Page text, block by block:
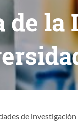
de la
de